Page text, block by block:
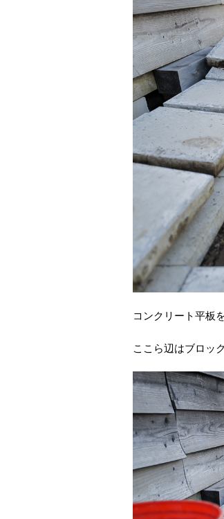
コンクリート平板
ここら辺はブロッ